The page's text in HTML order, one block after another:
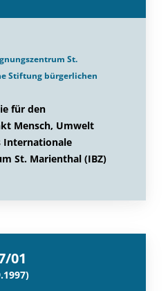
St.
Stiftung bürgerlichen
für den
Mensch, Umwelt
Internationale
St. Marienthal (IBZ)
01